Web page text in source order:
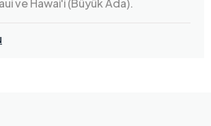
ve Hawai'i (Büyük Ada).